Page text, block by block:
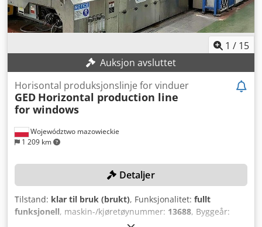
1 / 15
Auksjon avsluttet
Województwo mazowieckie
1 209 km
Horisontal produksjonslinje for vinduer
GED Horizontal production line
for windows
Detaljer
Tilstand: klar til bruk (brukt), Funksjonalitet: fullt
funksjonell, maskin-/kjøretøynummer: 13688, Byggeår:
, Fullautomatisert, horisontal